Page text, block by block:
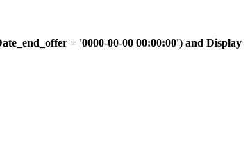
= '0000-00-00 00:00:00') and Display